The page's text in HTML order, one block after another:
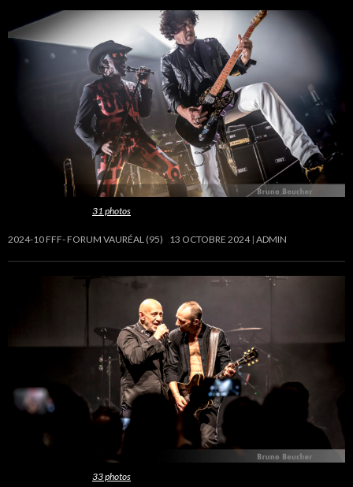
31 photos
2024-10 FFF- FORUM VAURÉAL (95) 13 OCTOBRE 2024 ADMIN
33 photos